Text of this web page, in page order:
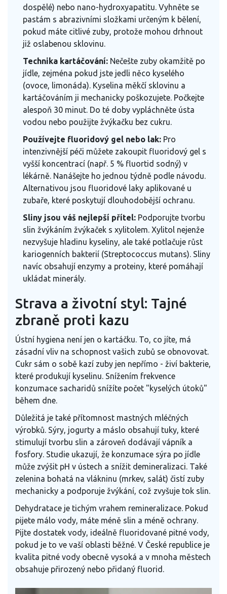
dospělé) nebo nano-hydroxyapatitu. Vyhněte se
pastám s abrazivními složkami určeným k bělení,
pokud máte citlivé zuby, protože mohou drhnout
již oslabenou sklovinu.
Technika kartáčování: Nečešte zuby okamžitě po
jídle, zejména pokud jste jedli něco kyselého
(ovoce, limonáda). Kyselina měkčí sklovinu a
kartáčováním ji mechanicky poškozujete. Počkejte
alespoň 30 minut. Do té doby vypláchněte ústa
vodou nebo použijte žvýkačku bez cukru.
Používejte fluoridový gel nebo lak: Pro
intenzivnější péči můžete zakoupit fluoridový gel s
vyšší koncentrací (např. 5 % fluortid sodný) v
lékárně. Nanášejte ho jednou týdně podle návodu.
Alternativou jsou fluoridové laky aplikované u
zubaře, které poskytují dlouhodobější ochranu.
Sliny jsou váš nejlepší přítel: Podporujte tvorbu
slin žvýkáním žvýkaček s xylitolem. Xylitol nejenže
nezvyšuje hladinu kyseliny, ale také potlačuje růst
kariogenních bakterií (Streptococcus mutans). Sliny
navíc obsahují enzymy a proteiny, které pomáhají
ukládat minerály.
Strava a životní styl: Tajné
zbraně proti kazu
Ústní hygiena není jen o kartáčku. To, co jíte, má
zásadní vliv na schopnost vašich zubů se obnovovat.
Cukr sám o sobě kazí zuby jen nepřímo - živí bakterie,
které produkují kyselinu. Snížením frekvence
konzumace sacharidů snížíte počet "kyselých útoků"
během dne.
Důležitá je také přítomnost mastných mléčných
výrobků. Sýry, jogurty a máslo obsahují tuky, které
stimulují tvorbu slin a zároveň dodávají vápník a
fosfory. Studie ukazují, že konzumace sýra po jídle
může zvýšit pH v ústech a snížit demineralizaci. Také
zelenina bohatá na vlákninu (mrkev, salát) čistí zuby
mechanicky a podporuje žvýkání, což zvyšuje tok slin.
Dehydratace je tichým vrahem remineralizace. Pokud
pijete málo vody, máte méně slin a méně ochrany.
Pijte dostatek vody, ideálně fluoridované pitné vody,
pokud je to ve vaší oblasti běžné. V České republice je
kvalita pitné vody obecně vysoká a v mnoha městech
obsahuje přirozený nebo přidaný fluorid.